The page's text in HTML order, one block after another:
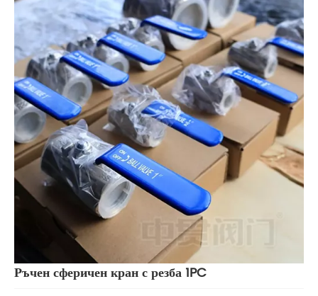
Ръчен сферичен кран с резба 1PC